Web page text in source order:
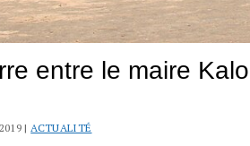
entre le maire
| ACTUALITÉ